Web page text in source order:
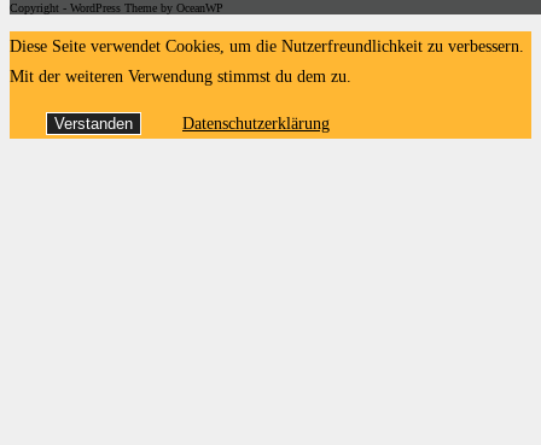
Copyright - WordPress Theme by OceanWP
Diese Seite verwendet Cookies, um die Nutzerfreundlichkeit zu verbessern.
Mit der weiteren Verwendung stimmst du dem zu.
Verstanden Datenschutzerklärung